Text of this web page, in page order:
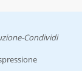
Condividi